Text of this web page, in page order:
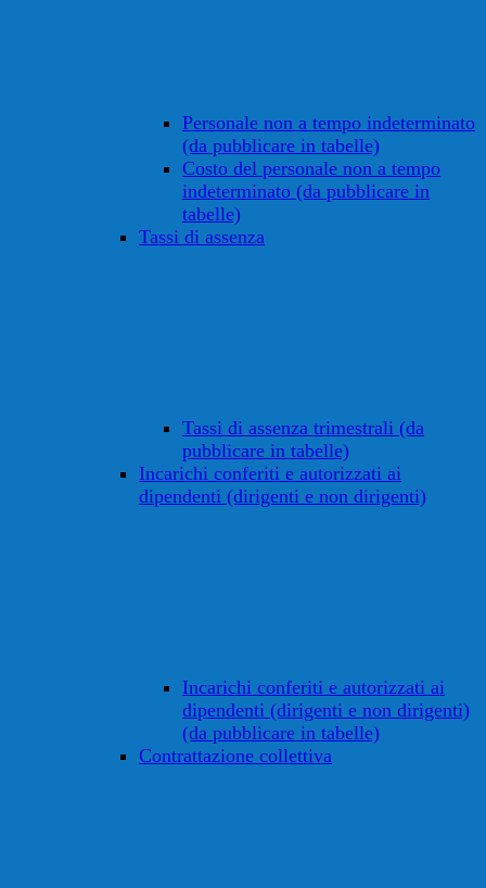
Personale non a tempo indeterminato
(da pubblicare in tabelle)
Costo del personale non a tempo
indeterminato (da pubblicare in
tabelle)
Tassi di assenza
Tassi di assenza trimestrali (da
pubblicare in tabelle)
Incarichi conferiti e autorizzati ai
dipendenti (dirigenti e non dirigenti)
Incarichi conferiti e autorizzati ai
dipendenti (dirigenti e non dirigenti)
(da pubblicare in tabelle)
Contrattazione collettiva